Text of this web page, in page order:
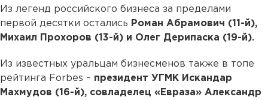
Из легенд российского бизнеса за пределами
первой десятки остались Роман Абрамович (11-й),
Михаил Прохоров (13-й) и Олег Дерипаска (19-й).
Из известных уральцам бизнесменов также в топе
рейтинга Forbes – президент УГМК Искандар
Махмудов (16-й), совладелец «Евраза» Александр